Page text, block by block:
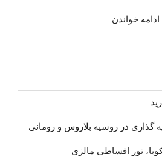
ادامه خواندن
–
در روسیه بلاروس و رومانی
تور اقساطی مالزی